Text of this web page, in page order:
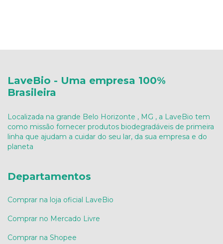
LaveBio - Uma empresa 100%
Brasileira
Localizada na grande Belo Horizonte , MG , a LaveBio tem
como missão fornecer produtos biodegradáveis de primeira
linha que ajudam a cuidar do seu lar, da sua empresa e do
planeta
Departamentos
Comprar na loja oficial LaveBio
Comprar no Mercado Livre
Comprar na Shopee